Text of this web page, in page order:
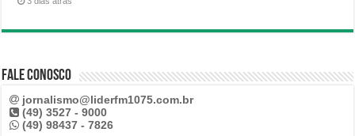
Fale Conosco
jornalismo@liderfm1075.com.br
(49) 3527 - 9000
(49) 98437 - 7826